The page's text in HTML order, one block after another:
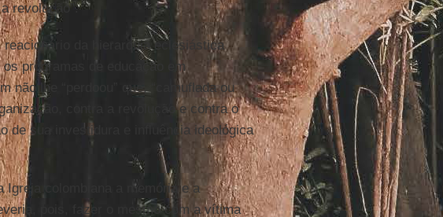
revolução”.
da hierarquia eclesiástica
os programas de educação em
não lhe “perdoou” que, “camuflada ou
contra a revolução e contra o
de sua investidura e influência ideológica
colombiana a memória e a
pois, fazer o mesmo com a vítima